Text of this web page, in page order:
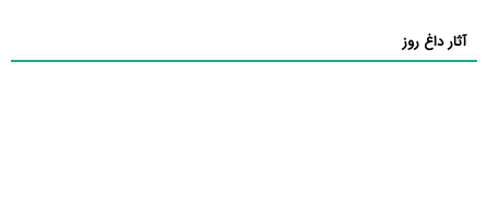
آثار داغ روز